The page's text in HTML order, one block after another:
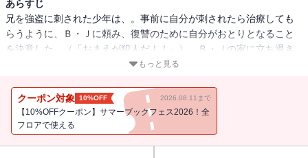
あらすじ
兄を強盗に刺された少年は、。事前に自分が刺されたら治療しても
らうように、Ｂ・Ｊに頼み、復讐のために自分がおとりとなること
を決意した。（「おまえが犯人だ！！」）、Ｂ・Ｊの家に立ち退き
を要求していた社長が事故で植物状態になってしまった。意識のな
（「信号」）他、9編を収録。
もっと見る
クーポン対象 10%OFF 2026.08.11まで
【10%OFFクーポン】サマーブックフェス2026！全
フロアで使える